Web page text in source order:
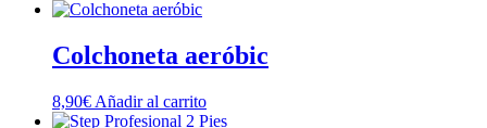
Colchoneta aeróbic
8,90€ Añadir al carrito